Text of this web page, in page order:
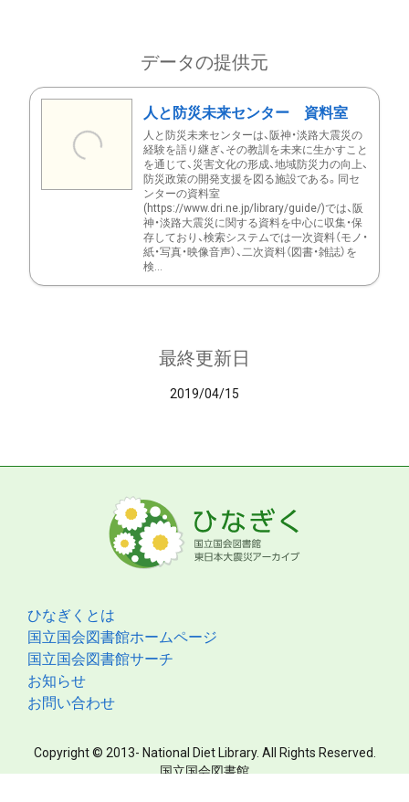
データの提供元
人と防災未来センター 資料室
人と防災未来センターは、阪神・淡路大震災の
経験を語り継ぎ、その教訓を未来に生かすこと
を通じて、災害文化の形成、地域防災力の向上、
防災政策の開発支援を図る施設である。同セ
ンターの資料室
(https://www.dri.ne.jp/library/guide/)では、阪
神・淡路大震災に関する資料を中心に収集・保
存しており、検索システムでは一次資料（モノ・
紙・写真・映像音声）、二次資料（図書・雑誌）を
検...
最終更新日
2019/04/15
ひなぎくとは
国立国会図書館ホームページ
国立国会図書館サーチ
お知らせ
お問い合わせ
Copyright © 2013- National Diet Library. All Rights Reserved.